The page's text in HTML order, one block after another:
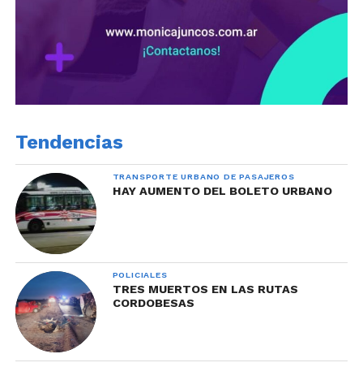
Tendencias
TRANSPORTE URBANO DE PASAJEROS
HAY AUMENTO DEL BOLETO URBANO
POLICIALES
TRES MUERTOS EN LAS RUTAS
CORDOBESAS